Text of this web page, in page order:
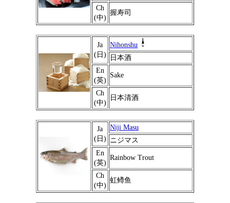
Ch
(中)
握寿司
Ja
(日)
Nihonshu
日本酒
En
(英)
Sake
Ch
(中)
日本清酒
Ja
(日)
Niji Masu
ニジマス
En
(英)
Rainbow Trout
Ch
(中)
虹鳟鱼